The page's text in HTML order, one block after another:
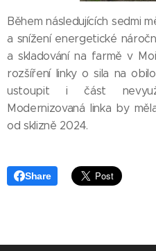
Během následujících sedmi
a snížení energetické
a skladování na farmě v
rozšíření linky o sila na
ustoupit i část
Modernizovaná linka by
od sklizně 2024.
Share